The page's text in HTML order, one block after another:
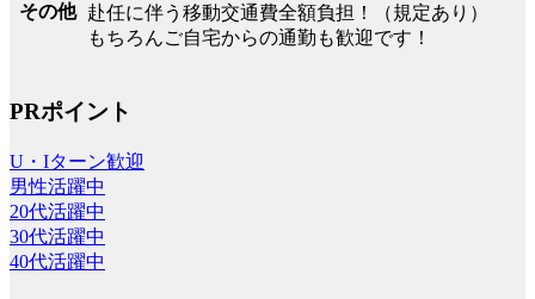
その他 赴任に伴う移動交通費全額負担！（規定あり）
もちろんご自宅からの通勤も歓迎です！
PRポイント
U・Iターン歓迎
男性活躍中
20代活躍中
30代活躍中
40代活躍中